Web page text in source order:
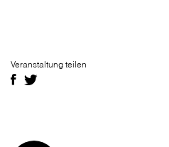
Veranstaltung teilen